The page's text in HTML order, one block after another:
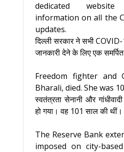
dedicated
information on all the
updates.
दिल्ली सरकार ने सभी
जानकारी देने के लिए एक
Freedom fighter and
Bharali, died. She was
स्वतंत्रता सेनानी और
हो गया। वह 101 साल की थीं।
The Reserve Bank
imposed on city-